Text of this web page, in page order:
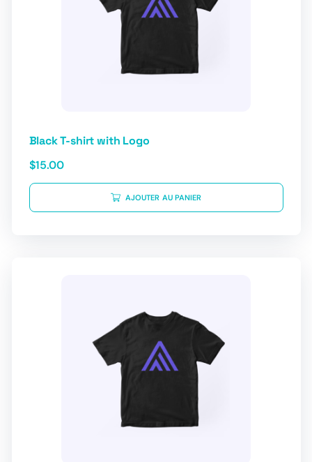
Black T-shirt with Logo
$15.00
AJOUTER AU PANIER